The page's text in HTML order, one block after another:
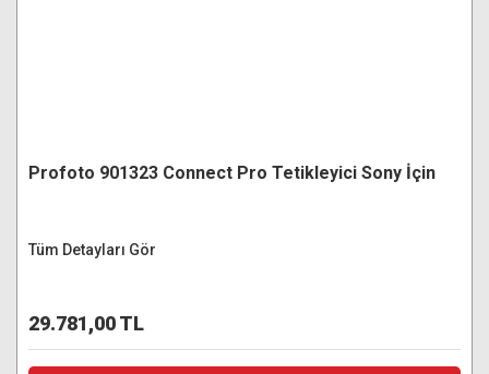
Profoto 901323 Connect Pro Tetikleyici Sony İçin
Tüm Detayları Gör
29.781,00 TL